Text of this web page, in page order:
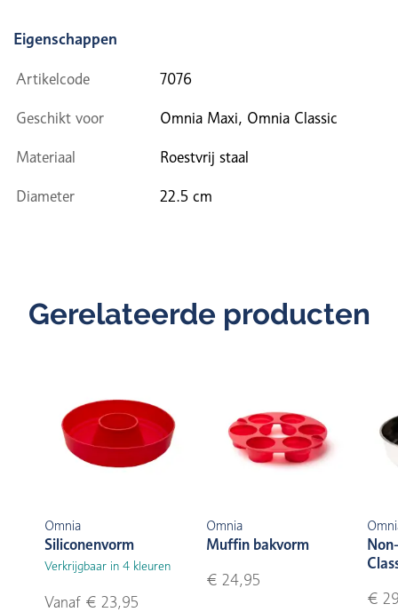
Eigenschappen
Artikelcode 7076
Geschikt voor Omnia Maxi, Omnia Classic
Materiaal Roestvrij staal
Diameter 22.5 cm
Gerelateerde producten
Omnia
Siliconenvorm
Verkrijgbaar in 4 kleuren
Vanaf € 23,95
Omnia
Muffin bakvorm
€ 24,95
€